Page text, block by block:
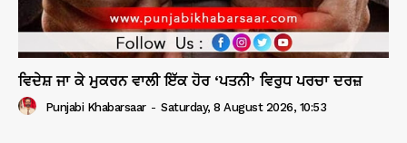
ਵਿਦੇਸ਼ ਜਾ ਕੇ ਮੁਕਰਨ ਵਾਲੀ ਇੱਕ ਹੋਰ ‘ਪਤਨੀ’ ਵਿਰੁਧ ਪਰਚਾ ਦਰਜ਼
Punjabi Khabarsaar - Saturday, 8 August 2026, 10:53